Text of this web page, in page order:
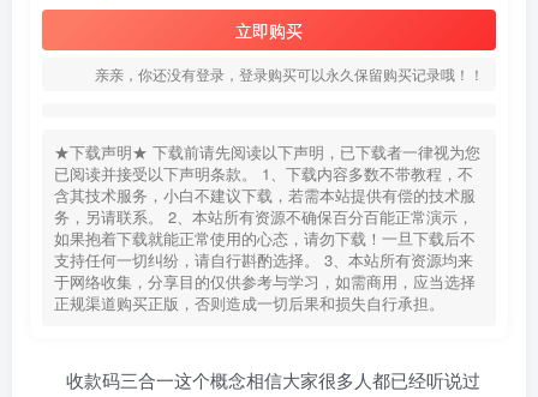
立即购买
亲亲，你还没有登录，登录购买可以永久保留购买记录哦！！
★下载声明★ 下载前请先阅读以下声明，已下载者一律视为您
已阅读并接受以下声明条款。 1、下载内容多数不带教程，不
含其技术服务，小白不建议下载，若需本站提供有偿的技术服
务，另请联系。 2、本站所有资源不确保百分百能正常演示，
如果抱着下载就能正常使用的心态，请勿下载！一旦下载后不
支持任何一切纠纷，请自行斟酌选择。 3、本站所有资源均来
于网络收集，分享目的仅供参考与学习，如需商用，应当选择
正规渠道购买正版，否则造成一切后果和损失自行承担。
收款码三合一这个概念相信大家很多人都已经听说过